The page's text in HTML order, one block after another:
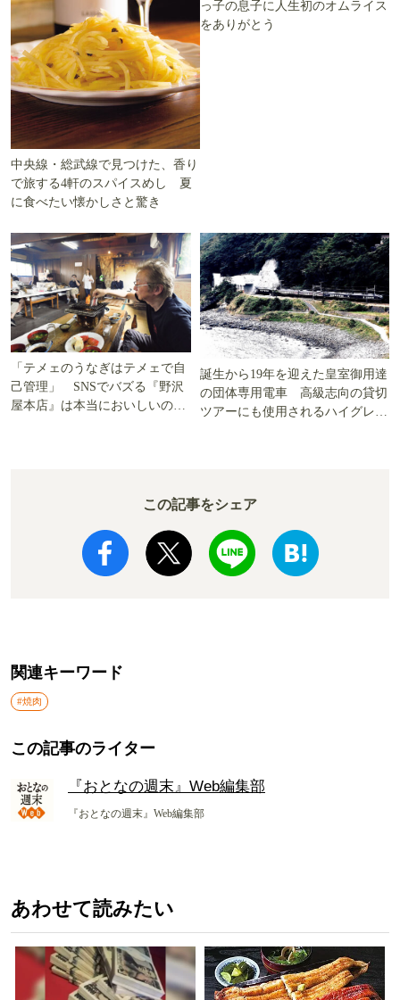
中央線・総武線で見つけた、香り
で旅する4軒のスパイスめし 夏
に食べたい懐かしさと驚き
っ子の息子に人生初のオムライス
をありがとう
「テメェのうなぎはテメェで自
己管理」 SNSでバズる『野沢
屋本店』は本当においしいの
誕生から19年を迎えた皇室御用達
の団体専用電車 高級志向の貸切
ツアーにも使用されるハイグレー
この記事をシェア
関連キーワード
#焼肉
この記事のライター
『おとなの週末』Web編集部
『おとなの週末』Web編集部
あわせて読みたい